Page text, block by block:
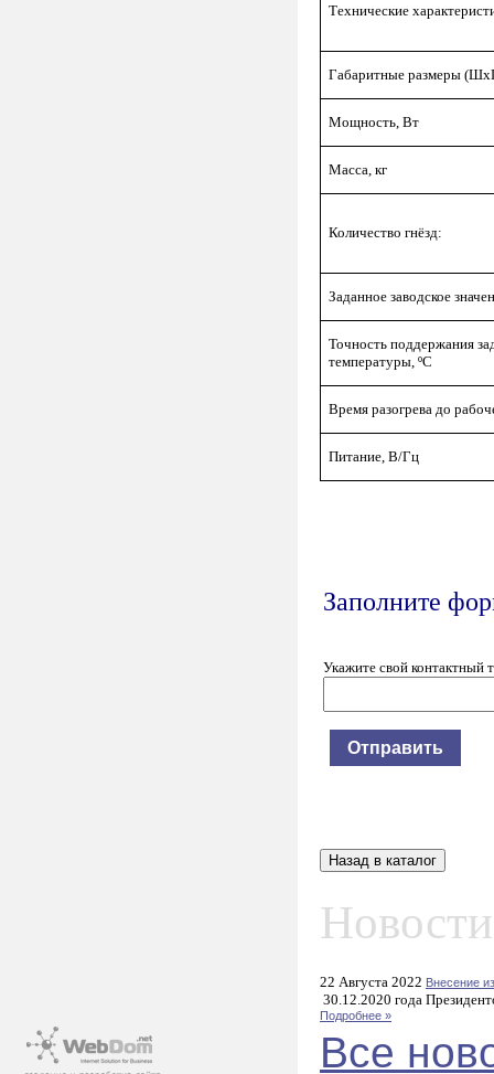
Технические
Габаритные размеры
Мощность, Вт
Масса, кг
Количество гнёзд:
Заданное заводское
Точность поддержания
температуры, ºС
Время разогрева до
Питание, В/Гц
Заполните
Укажите свой контактный
22 Августа 2022 Внесение
30.12.2020 года
Подробнее »
Все